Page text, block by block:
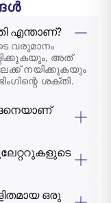
എന്താണ്?
വരുമാനം
അത്
നയിക്കുകയും
ശക്തി.
ഒരു